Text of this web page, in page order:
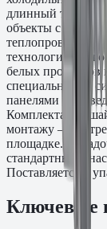
длинный
объекты с
белых продуктов
специально для
панелями всех
Комплектация
монтажу — не
площадке.
стандартными
Поставляется в
Ключевые